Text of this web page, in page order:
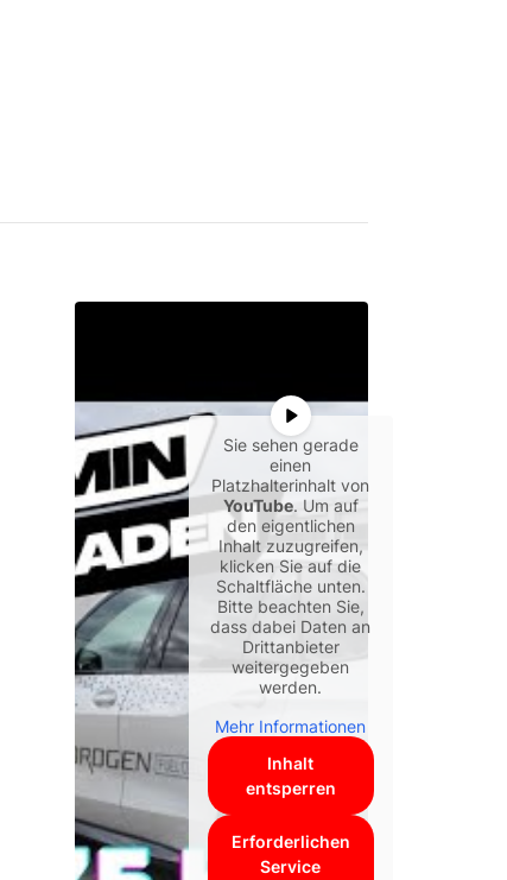
Sie sehen gerade
einen
Platzhalterinhalt von
YouTube. Um auf
den eigentlichen
Inhalt zuzugreifen,
klicken Sie auf die
Schaltfläche unten.
Bitte beachten Sie,
dass dabei Daten an
Drittanbieter
weitergegeben
werden.
Mehr Informationen
Inhalt
entsperren
Erforderlichen
Service